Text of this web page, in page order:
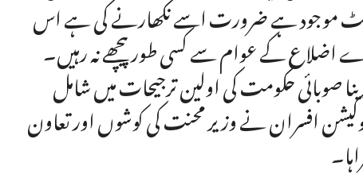
موجود ہے ضرورت اسے نکھارنے کی ہے اس
اضلاع کے عوام سے کسی طور پیچھے نہ رہیں۔
صوبائی حکومت کی اولین ترجیحات میں شامل
افسران نے وزیر محنت کی کوشوں اور تعاون